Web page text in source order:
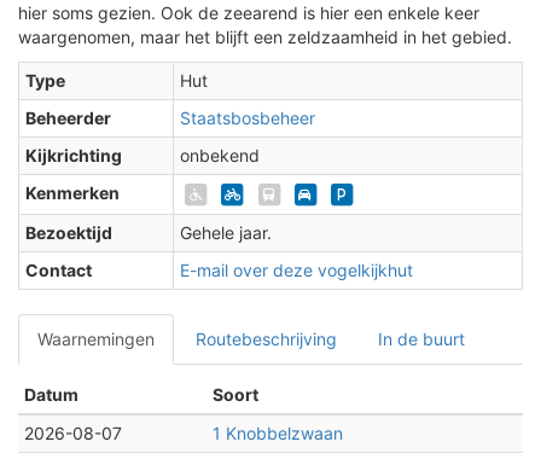
hier soms gezien. Ook de zeearend is hier een enkele keer
waargenomen, maar het blijft een zeldzaamheid in het gebied.
Type
Hut
Beheerder
Staatsbosbeheer
Kijkrichting
onbekend
Kenmerken
Bezoektijd
Gehele jaar.
Contact
E-mail over deze vogelkijkhut
Waarnemingen Routebeschrijving In de buurt
Datum
Soort
2026-08-07
1 Knobbelzwaan